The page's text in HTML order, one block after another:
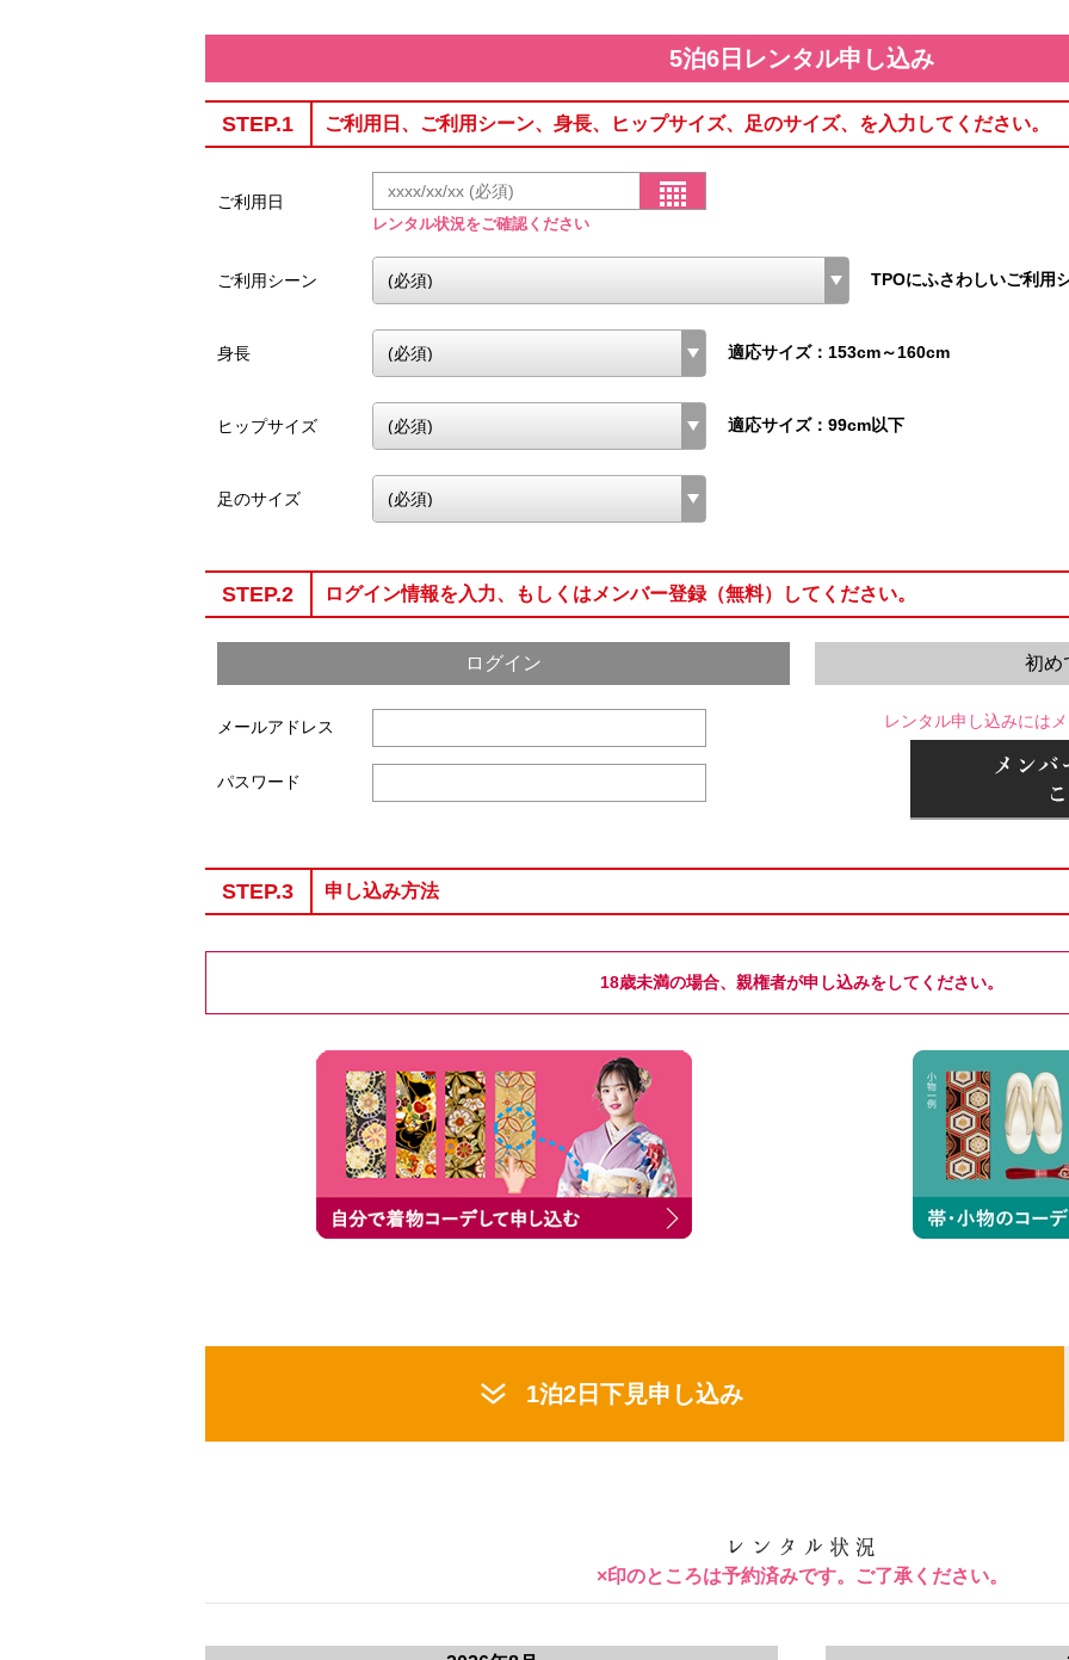
5泊6日レンタル申し込み
STEP.1 ご利用日、ご利用シーン、身長、ヒップサイズ、足のサイズ、を入力してください。
ご利用日
レンタル状況をご確認ください
ご利用シーン TPOにふさわしいご利用
身長 適応サイズ：153cm～160cm
ヒップサイズ 適応サイズ：99cm以下
足のサイズ
STEP.2 ログイン情報を入力、もしくはメンバー登録（無料）してください。
ログイン
メールアドレス
パスワード
初め
レンタル申し込みには
STEP.3 申し込み方法
18歳未満の場合、親権者が申し込みをしてください。
1泊2日下見申し込み
×印のところは予約済みです。ご了承ください。